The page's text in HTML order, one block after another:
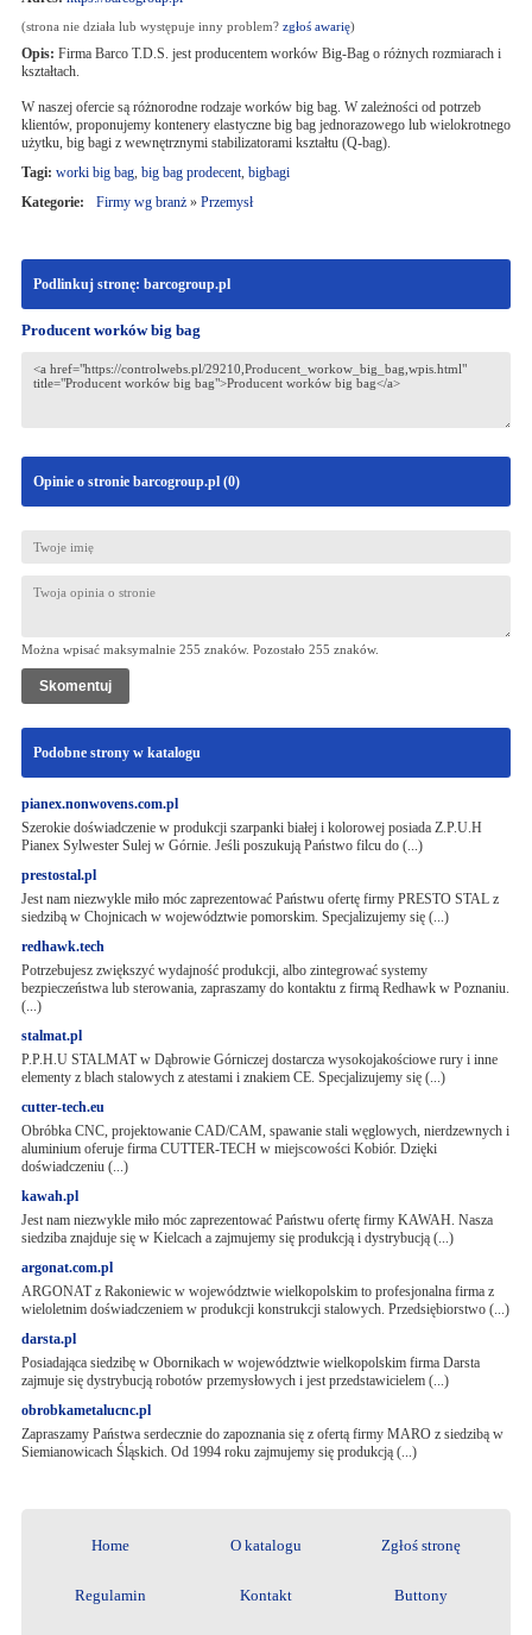
(strona nie działa lub występuje inny problem? zgłoś awarię)
Opis: Firma Barco T.D.S. jest producentem worków Big-Bag o różnych rozmiarach i
kształtach.
W naszej ofercie są różnorodne rodzaje worków big bag. W zależności od potrzeb
klientów, proponujemy kontenery elastyczne big bag jednorazowego lub wielokrotnego
użytku, big bagi z wewnętrznymi stabilizatorami kształtu (Q-bag).
Tagi: worki big bag, big bag prodecent, bigbagi
Kategorie:
Firmy wg branż» Przemysł
Podlinkuj stronę: barcogroup.pl
Producent worków big bag
Opinie o stronie barcogroup.pl (0)
Można wpisać maksymalnie 255 znaków. Pozostało 255 znaków.
Podobne strony w katalogu
pianex.nonwovens.com.pl
Szerokie doświadczenie w produkcji szarpanki białej i kolorowej posiada Z.P.U.H
Pianex Sylwester Sulej w Górnie. Jeśli poszukują Państwo filcu do (...)
prestostal.pl
Jest nam niezwykle miło móc zaprezentować Państwu ofertę firmy PRESTO STAL z
siedzibą w Chojnicach w województwie pomorskim. Specjalizujemy się (...)
redhawk.tech
Potrzebujesz zwiększyć wydajność produkcji, albo zintegrować systemy
bezpieczeństwa lub sterowania, zapraszamy do kontaktu z firmą Redhawk w Poznaniu.
(...)
stalmat.pl
P.P.H.U STALMAT w Dąbrowie Górniczej dostarcza wysokojakościowe rury i inne
elementy z blach stalowych z atestami i znakiem CE. Specjalizujemy się (...)
cutter-tech.eu
Obróbka CNC, projektowanie CAD/CAM, spawanie stali węglowych, nierdzewnych i
aluminium oferuje firma CUTTER-TECH w miejscowości Kobiór. Dzięki
doświadczeniu (...)
kawah.pl
Jest nam niezwykle miło móc zaprezentować Państwu ofertę firmy KAWAH. Nasza
siedziba znajduje się w Kielcach a zajmujemy się produkcją i dystrybucją (...)
argonat.com.pl
ARGONAT z Rakoniewic w województwie wielkopolskim to profesjonalna firma z
wieloletnim doświadczeniem w produkcji konstrukcji stalowych. Przedsiębiorstwo (...)
darsta.pl
Posiadająca siedzibę w Obornikach w województwie wielkopolskim firma Darsta
zajmuje się dystrybucją robotów przemysłowych i jest przedstawicielem (...)
obrobkametalucnc.pl
Zapraszamy Państwa serdecznie do zapoznania się z ofertą firmy MARO z siedzibą w
Siemianowicach Śląskich. Od 1994 roku zajmujemy się produkcją (...)
Home O katalogu Zgłoś stronę
Regulamin Kontakt Buttony